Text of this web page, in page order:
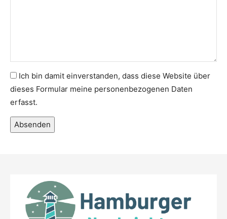
Ich bin damit einverstanden, dass diese Website über
dieses Formular meine personenbezogenen Daten
erfasst.
Absenden